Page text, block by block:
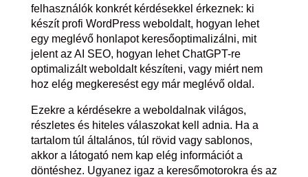
felhasználók konkrét kérdésekkel érkeznek: ki
készít profi WordPress weboldalt, hogyan lehet
egy meglévő honlapot keresőoptimalizálni, mit
jelent az AI SEO, hogyan lehet ChatGPT-re
optimalizált weboldalt készíteni, vagy miért nem
hoz elég megkeresést egy már meglévő oldal.
Ezekre a kérdésekre a weboldalnak világos,
részletes és hiteles válaszokat kell adnia. Ha a
tartalom túl általános, túl rövid vagy sablonos,
akkor a látogató nem kap elég információt a
döntéshez. Ugyanez igaz a keresőmotorokra és az